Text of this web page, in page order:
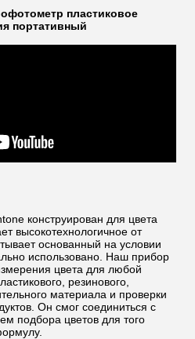
пластиковое
портативный
конструирован для цвета
высокотехнологичное от
основанный на условии
использовано. Наш прибор
цвета для любой
резинового,
материала и проверки
Он смог соединиться с
подбора цветов для того